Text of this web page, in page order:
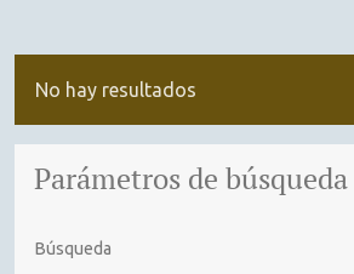
No hay resultados
Parámetros de búsqueda
Búsqueda